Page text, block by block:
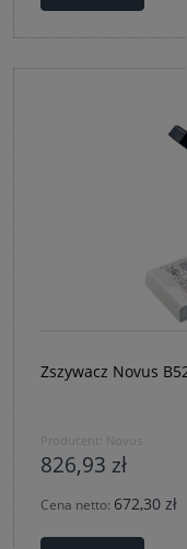
Zszywacz Novus
Producent: Novus
826,93 zł
Cena netto: 672,30 zł